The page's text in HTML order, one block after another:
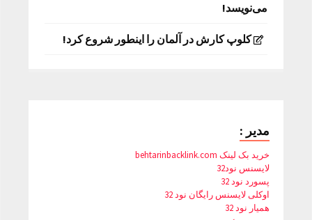
می‌نویسد!
کلوپ کارش در آلمان را اینطور شروع کرد!
مدیر :
خرید بک لینک behtarinbacklink.com
لایسنس نود32
پسورد نود 32
اوکلی لایسنس رایگان نود 32
همیار نود 32